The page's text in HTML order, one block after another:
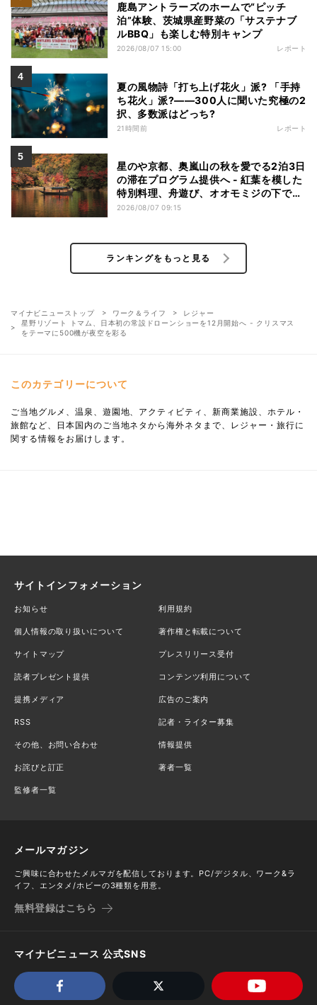
鹿島アントラーズのホームで“ピッチ
泊”体験、茨城県産野菜の「サステナブ
ルBBQ」も楽しむ特別キャンプ
2026/08/07 15:00 レポート
夏の風物詩「打ち上げ花火」派? 「手持
ち花火」派?――300人に聞いた究極の2
択、多数派はどっち?
21時間前 レポート
星のや京都、奥嵐山の秋を愛でる2泊3日
の滞在プログラム提供へ - 紅葉を模した
特別料理、舟遊び、オオモミジの下でお
こなう深呼吸など
2026/08/07 09:15
ランキングをもっと見る
マイナビニューストップ ワーク＆ライフ
レジャー
星野リゾート トマム、日本初の常設ドローンショーを12月開始へ - クリスマス
をテーマに500機が夜空を彩る
このカテゴリーについて
ご当地グルメ、温泉、遊園地、アクティビティ、新商業施設、ホテル・
旅館など、日本国内のご当地ネタから海外ネタまで、レジャー・旅行に
関する情報をお届けします。
サイトインフォメーション
お知らせ 利用規約
個人情報の取り扱いについて 著作権と転載について
サイトマップ プレスリリース受付
読者プレゼント提供 コンテンツ利用について
提携メディア 広告のご案内
RSS 記者・ライター募集
その他、お問い合わせ 情報提供
お詫びと訂正 著者一覧
監修者一覧
メールマガジン
ご興味に合わせたメルマガを配信しております。PC/デジタル、ワーク&ラ
イフ、エンタメ/ホビーの3種類を用意。
無料登録はこちら
マイナビニュース 公式SNS